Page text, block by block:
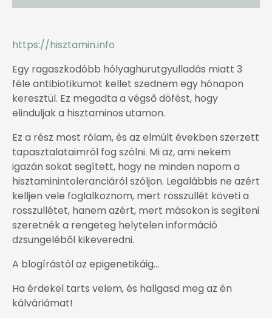
https://hisztamin.info
Egy ragaszkodóbb hólyaghurutgyulladás miatt 3
féle antibiotikumot kellet szednem egy hónapon
keresztül. Ez megadta a végső döfést, hogy
elinduljak a hisztaminos utamon.
Ez a rész most rólam, és az elmúlt években szerzett
tapasztalataimról fog szólni. Mi az, ami nekem
igazán sokat segített, hogy ne minden napom a
hisztaminintoleranciáról szóljon. Legalábbis ne azért
kelljen vele foglalkoznom, mert rosszullét követi a
rosszullétet, hanem azért, mert másokon is segíteni
szeretnék a rengeteg helytelen információ
dzsungeléből kikeveredni.
A blogírástól az epigenetikáig...
Ha érdekel tarts velem, és hallgasd meg az én
kálváriámat!